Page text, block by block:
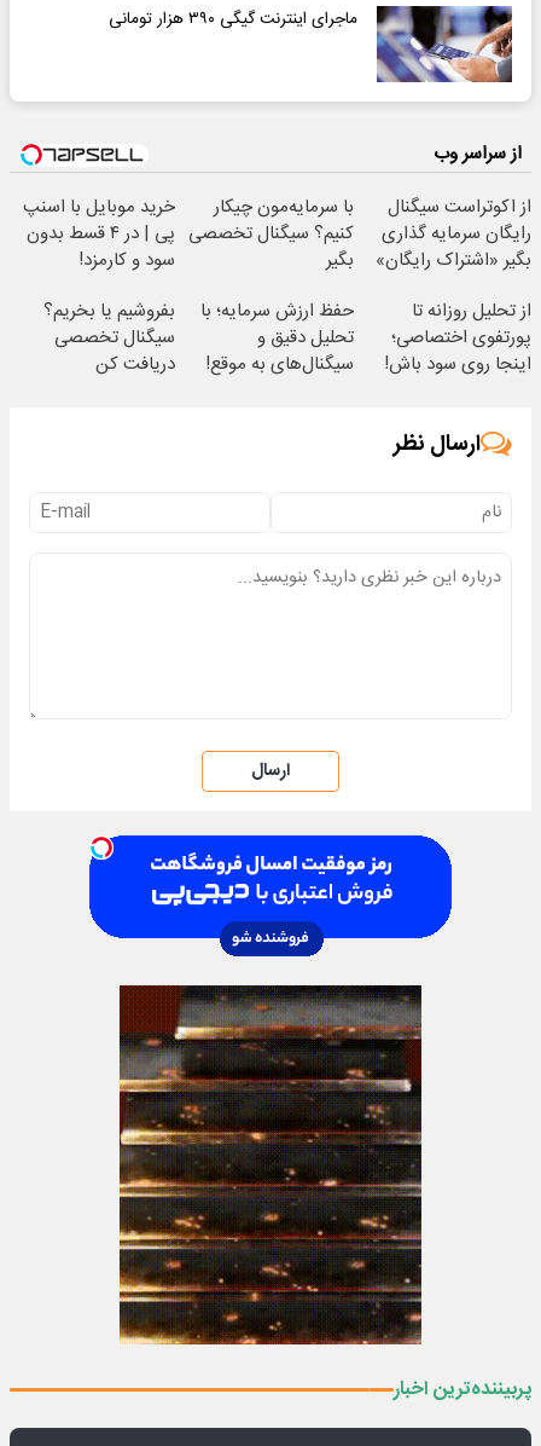
ماجرای اینترنت گیگی ۳۹۰ هزار تومانی
از سراسر وب
از اکوتراست سیگنال
رایگان سرمایه گذاری
بگیر «اشتراک رایگان»
با سرمایه‌مون چیکار
کنیم؟ سیگنال تخصصی
بگیر
خرید موبایل با اسنپ
پی | در ۴ قسط بدون
سود و کارمزد!
از تحلیل روزانه تا
پورتفوی اختصاصی؛
اینجا روی سود باش!
حفظ ارزش سرمایه؛ با
تحلیل دقیق و
سیگنال‌های به موقع!
بفروشیم یا بخریم؟
سیگنال تخصصی
دریافت کن
ارسال نظر
ارسال
پربیننده‌ترین اخبار